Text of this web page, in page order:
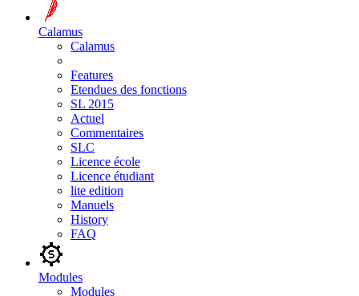
Calamus
Calamus
Features
Etendues des fonctions
SL 2015
Actuel
Commentaires
SLC
Licence école
Licence étudiant
lite edition
Manuels
History
FAQ
Modules
Modules